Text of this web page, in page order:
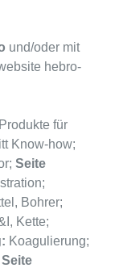
und/oder mit
hebro-
für
Know-how;
Seite
Bohrer;
Kette;
Koagulierung;
Seite